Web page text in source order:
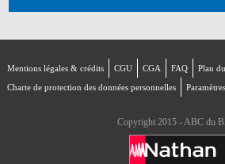
Mentions légales & crédits CGU CGA FAQ
Plan
Charte de protection des données personnelles
Copyright 2015 - ABC du